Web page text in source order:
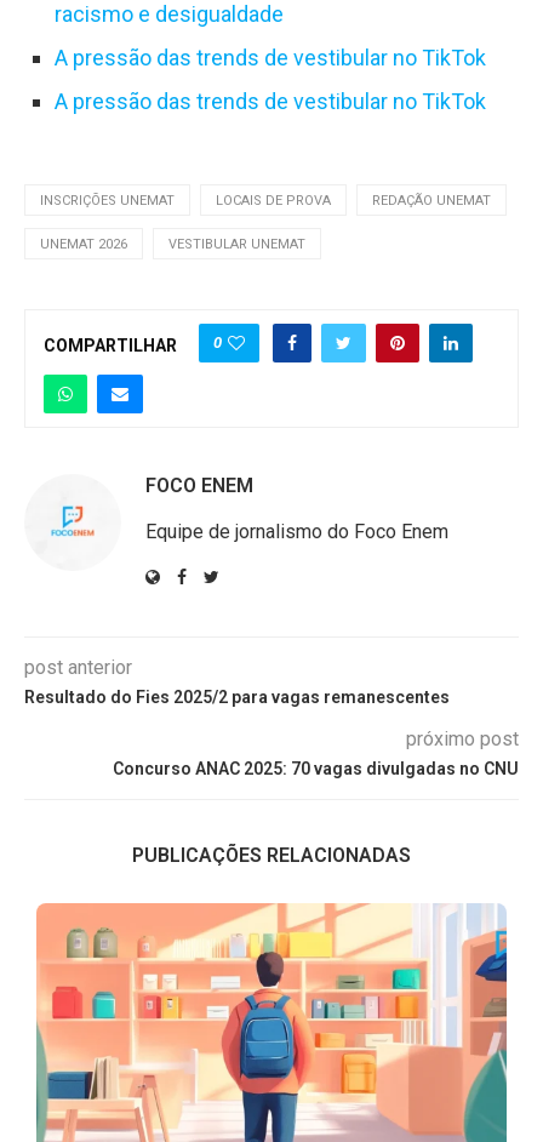
racismo e desigualdade
A pressão das trends de vestibular no TikTok
A pressão das trends de vestibular no TikTok
INSCRIÇÕES UNEMAT LOCAIS DE PROVA REDAÇÃO UNEMAT
UNEMAT 2026 VESTIBULAR UNEMAT
COMPARTILHAR 0
FOCO ENEM
Equipe de jornalismo do Foco Enem
post anterior
Resultado do Fies 2025/2 para vagas remanescentes
próximo post
Concurso ANAC 2025: 70 vagas divulgadas no CNU
PUBLICAÇÕES RELACIONADAS